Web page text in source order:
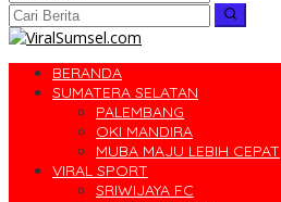
BERANDA
SUMATERA SELATAN
PALEMBANG
OKI MANDIRA
MUBA MAJU LEBIH CEPAT
VIRAL SPORT
SRIWIJAYA FC